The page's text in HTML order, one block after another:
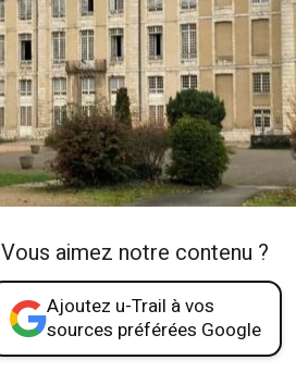
Vous aimez notre contenu ?
Ajoutez u-Trail à vos
sources préférées Google